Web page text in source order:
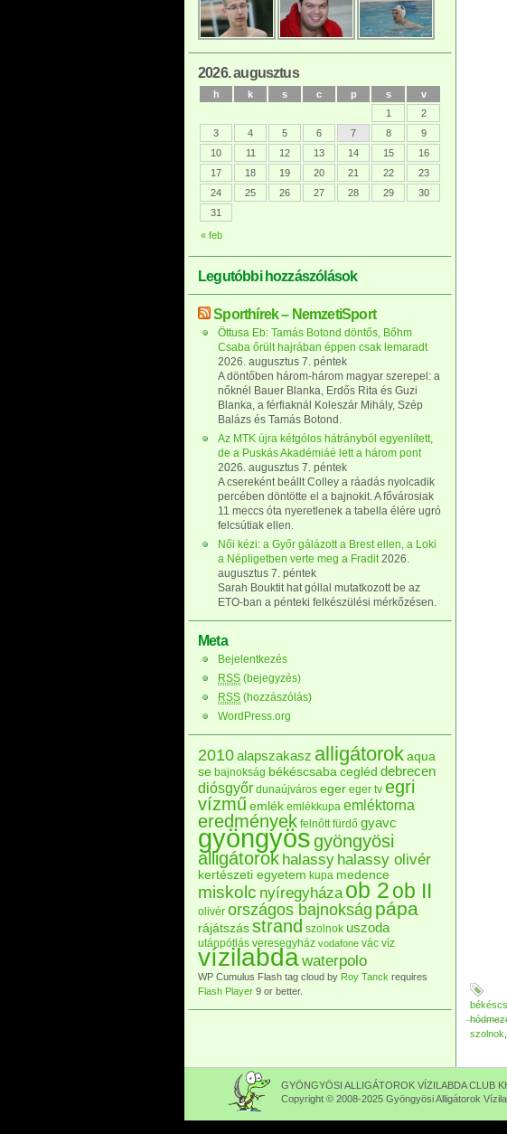
szolnok
2026. augusztus
h k s c p s v
« feb
1
2
3
4 5 6 7 8
9
10
11 12 13 14 15
16
17
18 19 20 21 22
23
24
25 26 27 28 29
30
31
Legutóbbi hozzászólások
Sporthírek – NemzetiSport
Öttusa Eb: Tamás Botond döntős, Bőhm
Csaba őrült hajrában éppen csak lemaradt
2026. augusztus 7. péntek
A döntőben három-három magyar szerepel: a
nőknél Bauer Blanka, Erdős Rita és Guzi
Blanka, a férfiaknál Koleszár Mihály, Szép
Balázs és Tamás Botond.
Az MTK újra kétgólos hátrányból egyenlített,
de a Puskás Akadémiáé lett a három pont
2026. augusztus 7. péntek
A csereként beállt Colley a ráadás nyolcadik
percében döntötte el a bajnokit. A fővárosiak
11 meccs óta nyeretlenek a tabella élére ugró
felcsútiak ellen.
Női kézi: a Győr gálázott a Brest ellen, a Loki
a Népligetben verte meg a Fradit 2026.
augusztus 7. péntek
Sarah Bouktit hat góllal mutatkozott be az
ETO-ban a pénteki felkészülési mérkőzésen.
Meta
Bejelentkezés
RSS (bejegyzés)
RSS (hozzászólás)
WordPress.org
2010alapszakasz alligátorokaqua
se bajnokság békéscsaba cegléd debrecen
diósgyőr dunaújváros eger eger tv egri
vízműemlék emlékkupa emléktorna
eredmények felnőtt fürdő gyavc
gyöngyösgyöngyösi
alligátorok halassy halassy olivér
kertészeti egyetem kupa medence
miskolc nyíregyháza ob 2ob II
olivér országos bajnokság pápa
rájátszás strand szolnok uszoda
utánpótlás veresegyház vodafone vác víz
vízilabdawaterpolo
WP Cumulus Flash tag cloud by Roy Tanck requires
Flash Player 9 or better.
GYÖNGYÖSI ALLIGÁTOROK VÍZILABDA CLUB
Copyright © 2008-2025 Gyöngyösi Alligátorok